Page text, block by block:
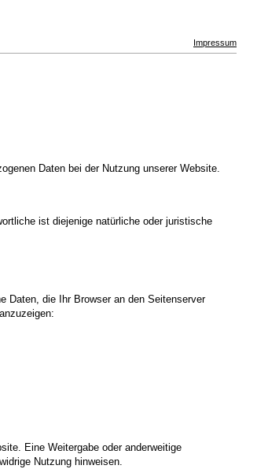
Impressum
Daten bei der Nutzung unserer Website.
ist diejenige natürliche oder juristische
Daten, die Ihr Browser an den Seitenserver
Eine Weitergabe oder anderweitige
Nutzung hinweisen.